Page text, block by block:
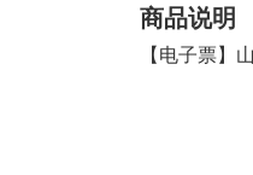
商品说明
【电子票】